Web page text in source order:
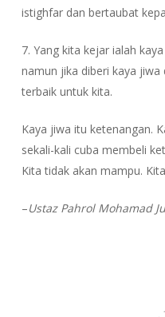
istighfar dan bertaubat
7. Yang kita kejar ialah
namun jika diberi kaya
terbaik untuk kita.
Kaya jiwa itu ketenangan.
sekali-kali cuba membeli
Kita tidak akan mampu.
–Ustaz Pahrol Mohamad